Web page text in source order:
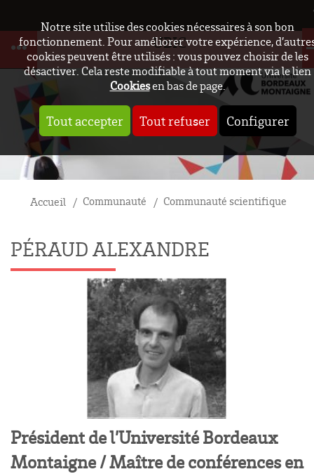
Notre site utilise des cookies nécessaires à son bon
fonctionnement. Pour améliorer votre expérience,
cookies peuvent être utilisés : vous pouvez choisir de les
désactiver. Cela reste modifiable à tout moment via le lien
Cookiesen bas de page.
Tout accepter Tout refuser Configurer
UBIC
Accueil Communauté Communauté scientifique
PÉRAUD ALEXANDRE
Président de l’Université Bordeaux
Montaigne /Maître de conférences en